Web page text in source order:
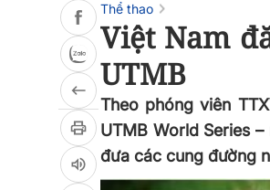
Thể thao
Việt Nam
UTMB
Theo phóng viên
UTMB World Series
đưa các cung đường